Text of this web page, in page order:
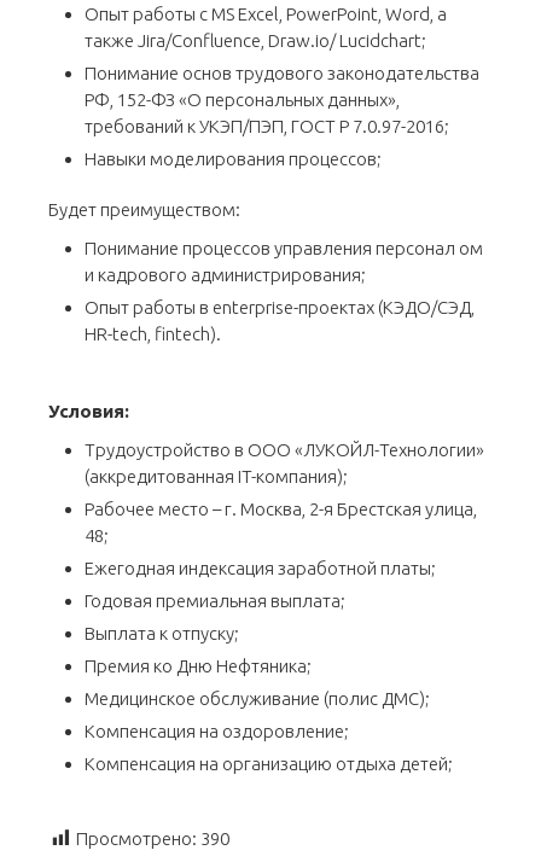
Опыт работы с MS Excel, PowerPoint, Word, а
также Jira/Confluence, Draw.io/ Lucidchart;
Понимание основ трудового законодательства
РФ, 152-ФЗ «О персональных данных»,
требований к УКЭП/ПЭП, ГОСТ Р 7.0.97-2016;
Навыки моделирования процессов;
Будет преимуществом:
Понимание процессов управления персонал ом
и кадрового администрирования;
Опыт работы в enterprise-проектах (КЭДО/СЭД,
HR-tech, fintech).
Условия:
Трудоустройство в ООО «ЛУКОЙЛ-Технологии»
(аккредитованная IT-компания);
Рабочее место – г. Москва, 2-я Брестская улица,
48;
Ежегодная индексация заработной платы;
Годовая премиальная выплата;
Выплата к отпуску;
Премия ко Дню Нефтяника;
Медицинское обслуживание (полис ДМС);
Компенсация на оздоровление;
Компенсация на организацию отдыха детей;
Просмотрено: 390